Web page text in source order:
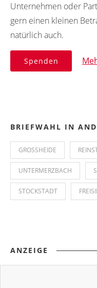
Unternehmen oder
gern einen kleinen
natürlich auch.
Spenden
BRIEFWAHL IN
GROSSHEIDE
UNTERMERZBACH
STOCKSTADT
ANZEIGE